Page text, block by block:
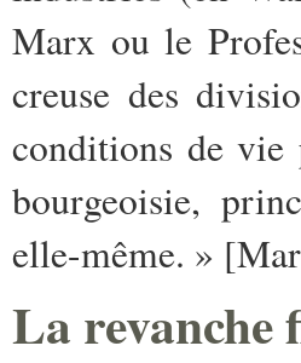
Marx ou le
creuse des
conditions de vie
bourgeoisie,
elle-même. »
La revanche